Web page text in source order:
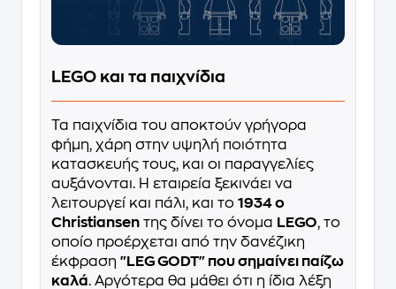
LEGO και τα παιχνίδια
Τα παιχνίδια του αποκτούν γρήγορα
φήμη, χάρη στην υψηλή ποιότητα
κατασκευής τους, και οι παραγγελίες
αυξάνονται. Η εταιρεία ξεκινάει να
λειτουργεί και πάλι, και το 1934 ο
Christiansen της δίνει το όνομα LEGO, το
οποίο προέρχεται από την δανέζικη
έκφραση "LEG GODT" που σημαίνει παίζω
καλά. Αργότερα θα μάθει ότι η ίδια λέξη